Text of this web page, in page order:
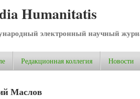
Humanitatis
электронный научный
Редакционная коллегия Новости
Маслов